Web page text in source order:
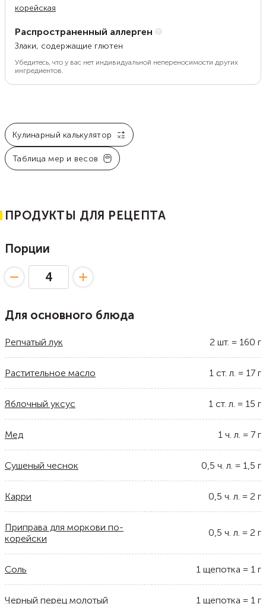
корейская
Распространенный аллерген
Злаки, содержащие глютен
Убедитесь, что у вас нет индивидуальной непереносимости других
ингредиентов.
Кулинарный калькулятор
Таблица мер и весов
ПРОДУКТЫ ДЛЯ РЕЦЕПТА
Порции
Для основного блюда
Репчатый лук 2 шт. = 160 г
Растительное масло 1 ст. л. = 17 г
Яблочный уксус 1 ст. л. = 15 г
Мед 1 ч. л. = 7 г
Сушеный чеснок 0,5 ч. л. = 1,5 г
Карри 0,5 ч. л. = 2 г
Приправа для моркови по-
корейски
0,5 ч. л. = 2 г
Соль 1 щепотка = 1 г
Черный перец молотый 1 щепотка = 1 г